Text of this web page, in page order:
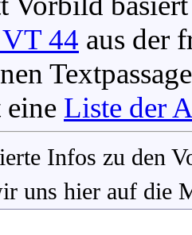
44 aus der
Liste der
Infos zu den
uns hier auf die